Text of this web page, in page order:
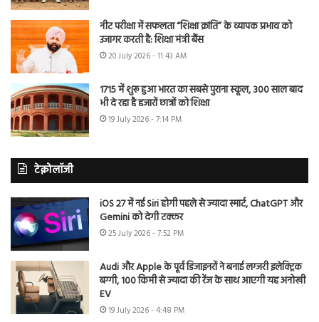
नीट परीक्षा में सफलता “शिक्षा क्रांति” के व्यापक प्रभाव को
उजागर करती है: शिक्षा मंत्री बैंस
20 July 2026 - 11:43 AM
1715 में शुरू हुआ भारत का सबसे पुराना स्कूल, 300 साल बाद
भी दे रहा है हजारों छात्रों को शिक्षा
19 July 2026 - 7:14 PM
टेक्नोलॉजी
iOS 27 में नई Siri होगी पहले से ज्यादा स्मार्ट, ChatGPT और
Gemini को देगी टक्कर
25 July 2026 - 7:52 PM
Audi और Apple के पूर्व डिजाइनरों ने बनाई लग्जरी इलेक्ट्रिक
बग्गी, 100 किमी से ज्यादा की रेंज के साथ आएगी यह अनोखी
EV
19 July 2026 - 4:48 PM